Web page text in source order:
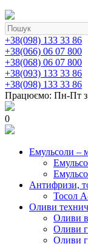
+38(098) 133 33 86
+38(066) 06 07 800
+38(068) 06 07 800
+38(093) 133 33 86
+38(098) 133 33 86
Працюємо: Пн-Пт з
0
Емульсоли –
Антифризи,
Тосол
Оливи
Оливи
Оливи
Оливи